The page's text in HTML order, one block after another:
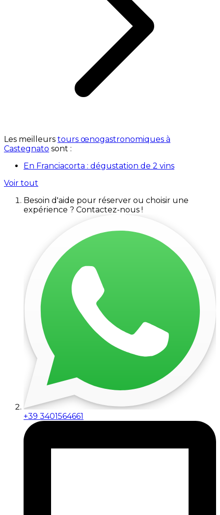
Les meilleurs tours œnogastronomiques à
Castegnato sont :
En Franciacorta : dégustation de 2 vins
Voir tout
Besoin d'aide pour réserver ou choisir une
expérience ? Contactez-nous !
+39 3401564661